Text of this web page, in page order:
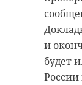
и
будет